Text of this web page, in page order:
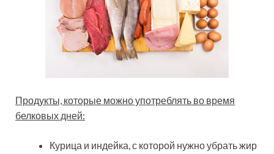
Продукты, которые можно употреблять во время
белковых дней:
Курица и индейка, с которой нужно убрать жир